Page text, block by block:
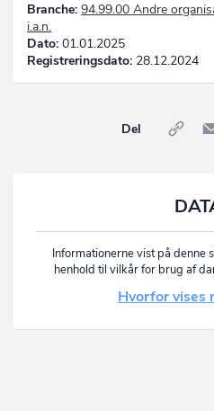
Branche: 94.99.00 Andre
i.a.n.
Dato: 01.01.2025
Registreringsdato: 28.12.2024
Del
Informationerne vist på denne
henhold til vilkår for brug af
Hvorfor vises